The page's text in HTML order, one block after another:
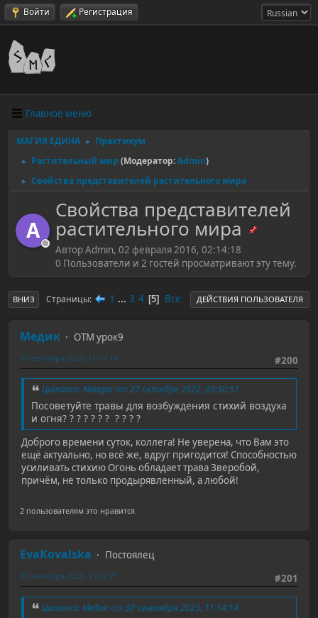
Войти Регистрация
Главное меню
МАГИЯ ЕДИНА ► Практикум
► Растительный мир (Модератор:Admin)
► Свойства представителей растительного мира
A
Свойства представителей
растительного мира
Автор Admin, 02 февраля 2016, 02:14:18
0 Пользователи и 2 гостей просматривают эту тему.
ВНИЗ Страницы 1 ... 3 4 5 Все ДЕЙСТВИЯ ПОЛЬЗОВАТЕЛЯ
Медик
ОТМ урок9
#200
30 сентября 2023, 11:14:14
Цитата: Aldagar от 27 октября 2022, 03:50:51
Посоветуйте травы для возбуждения стихий воздуха
и огня? ? ? ? ? ? ? ? ? ? ?
Доброго времени суток, коллега! Не уверена, что Вам это
ещё актуально, но всё же, вдруг пригодится! Способностью
усиливать стихию Огонь обладает трава Зверобой,
причём, не только продырявленный, а любой!
2 пользователям это нравится.
EvaKovalska
Постоялец
#201
30 сентября 2023, 13:59:21
Цитата: Медик от 30 сентября 2023, 11:14:14